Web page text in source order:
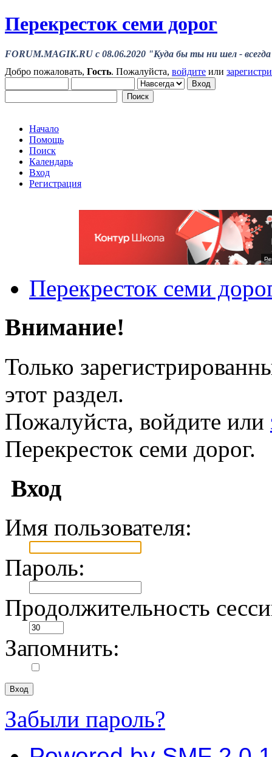
Перекресток семи дорог
FORUM.MAGIK.RU c 08.06.2020 "Куда бы ты ни шел - всегда
Добро пожаловать, Гость. Пожалуйста, войдите или
Начало
Помощь
Поиск
Календарь
Вход
Регистрация
Перекресток семи
Внимание!
Только
этот раздел.
Пожалуйста, войдите или
Перекресток семи дорог.
Вход
Имя пользователя:
Пароль:
Продолжительность
Запомнить:
Забыли пароль?